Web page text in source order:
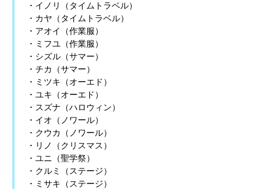
・イノリ（タイムトラベル）
・カヤ（タイムトラベル）
・アオイ（作業服）
・ミフユ（作業服）
・シズル（サマー）
・チカ（サマー）
・ミツキ（オーエド）
・ユキ（オーエド）
・スズナ（ハロウィン）
・イオ（ノワール）
・クウカ（ノワール）
・リノ（クリスマス）
・ユニ（聖学祭）
・クルミ（ステージ）
・ミサキ（ステージ）